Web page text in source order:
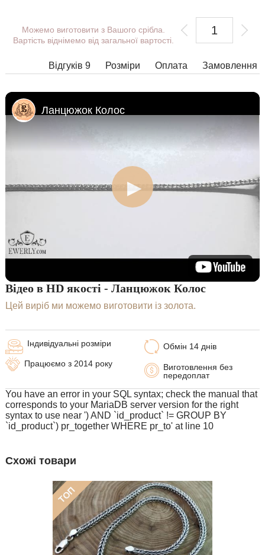
Можемо виготовити з Вашого срібла.
Вартість віднімемо від загальної вартості.
Відгуків 9 Замовлення
Оплата
Розміри
Ланцюжок Колос
Відео в HD якості - Ланцюжок Колос
Цей виріб ми можемо виготовити із золота.
Обмін 14 днів
Виготовлення без
передоплат
Індивідуальні розміри
Працюємо з 2014 року
You have an error in your SQL syntax; check the manual that
corresponds to your MariaDB server version for the right
syntax to use near ') AND `id_product` != GROUP BY
`id_product`) pr_together WHERE pr_to' at line 10
Схожі товари
ТОП